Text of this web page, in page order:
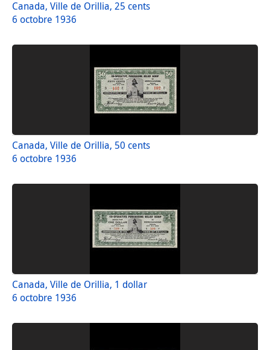
Canada, Ville de Orillia, 25 cents
6 octobre 1936
Canada, Ville de Orillia, 50 cents
6 octobre 1936
Canada, Ville de Orillia, 1 dollar
6 octobre 1936